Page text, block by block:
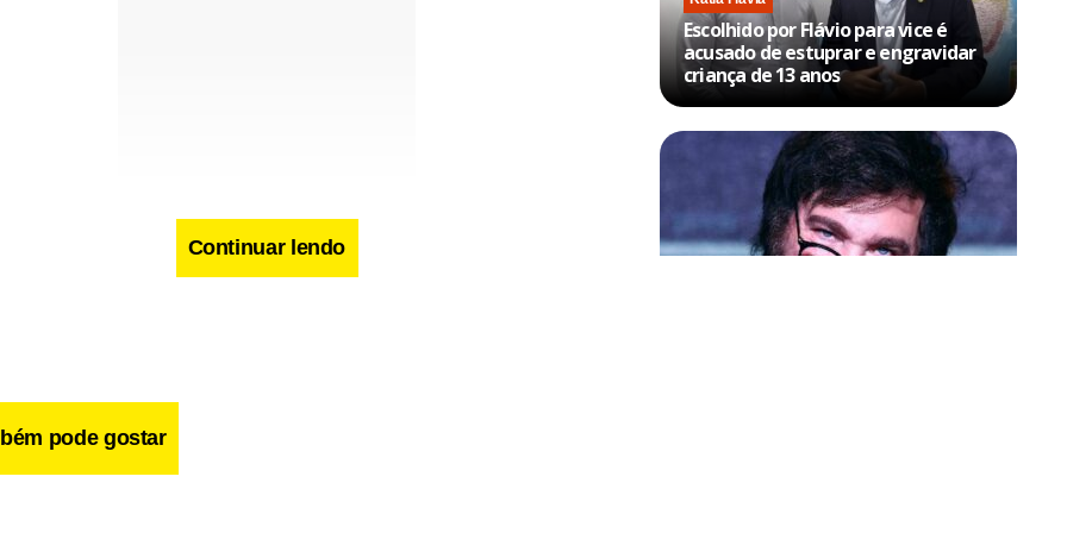
de ambulâncias londrino.
Continuar lendo
pode gostar
Escolhido por Flávio para vice é
acusado de estuprar e engravidar
criança de 13 anos